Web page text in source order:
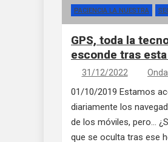
PACIENCIA LA NUESTRA
GPS, toda la
esconde tras
31/12/2022
01/10/2019 Estamos
diariamente los
de los móviles, pero…
que se oculta tras ese